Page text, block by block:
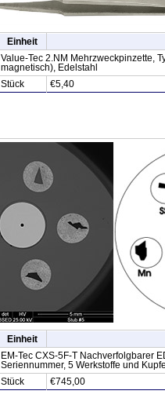
Einheit
Value-Tec 2.NM Mehrzweckpinzette,
magnetisch), Edelstahl
Stück
€5,40
Einheit
EM-Tec CXS-5F-T Nachverfolgbarer
Seriennummer, 5 Werkstoffe und
Stück
€745,00